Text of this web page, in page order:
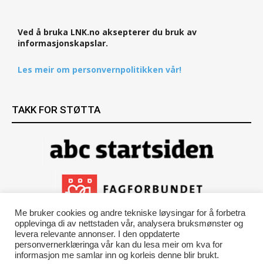
Ved å bruka LNK.no aksepterer du bruk av
informasjonskapslar.
Les meir om personvernpolitikken vår!
TAKK FOR STØTTA
Me bruker cookies og andre tekniske løysingar for å forbetra
opplevinga di av nettstaden vår, analysera bruksmønster og
levera relevante annonser. I den oppdaterte
personvernerklæringa vår kan du lesa meir om kva for
informasjon me samlar inn og korleis denne blir brukt.